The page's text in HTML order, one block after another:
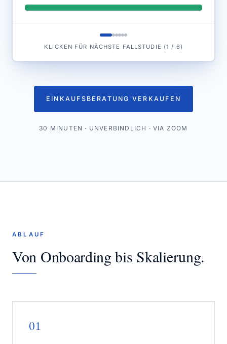
KLICKEN FÜR NÄCHSTE FALLSTUDIE (1 / 6)
EINKAUFSBERATUNG VERKAUFEN
30 MINUTEN · UNVERBINDLICH · VIA ZOOM
ABLAUF
Von Onboarding bis Skalierung.
01